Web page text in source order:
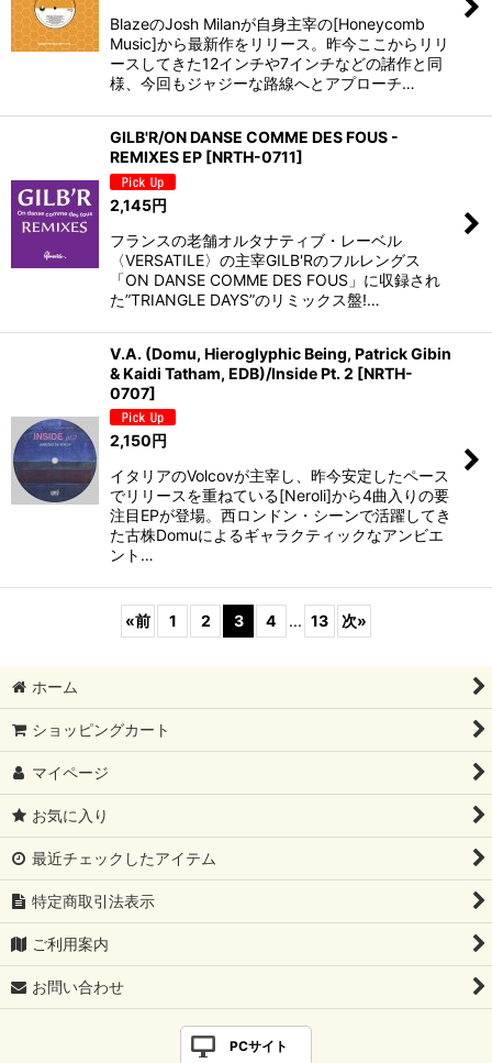
BlazeのJosh Milanが自身主宰の[Honeycomb
Music]から最新作をリリース。昨今ここからリリ
ースしてきた12インチや7インチなどの諸作と同
様、今回もジャジーな路線へとアプローチ…
GILB'R/ON DANSE COMME DES FOUS -
REMIXES EP [NRTH-0711]
2,145円
フランスの老舗オルタナティブ・レーベル
〈VERSATILE〉の主宰GILB'Rのフルレングス
「ON DANSE COMME DES FOUS」に収録され
た”TRIANGLE DAYS”のリミックス盤!…
V.A. (Domu, Hieroglyphic Being, Patrick Gibin
& Kaidi Tatham, EDB)/Inside Pt. 2 [NRTH-
0707]
2,150円
イタリアのVolcovが主宰し、昨今安定したペース
でリリースを重ねている[Neroli]から4曲入りの要
注目EPが登場。西ロンドン・シーンで活躍してき
た古株Domuによるギャラクティックなアンビエ
ント…
«前 1 2 3 4 ... 13 次»
ホーム
ショッピングカート
マイページ
お気に入り
最近チェックしたアイテム
特定商取引法表示
ご利用案内
お問い合わせ
PCサイト